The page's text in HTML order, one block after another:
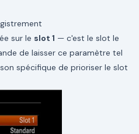
sur le slot 1 — c'est le slot le
de laisser ce paramètre tel
spécifique de prioriser le slot